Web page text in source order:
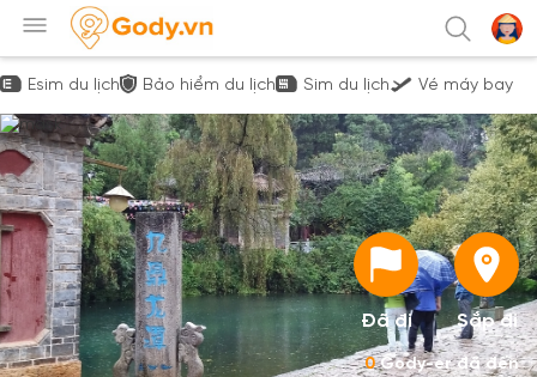
Esim du lịch Bảo hiểm du lịch Sim du lịch Vé máy bay
Đã đi Sắp đi
0Gody-er đã đến